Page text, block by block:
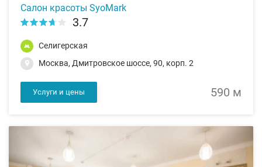
Салон красоты SyoMark
3.7
Селигерская
Москва, Дмитровское шоссе, 90, корп. 2
Услуги и цены 590 м